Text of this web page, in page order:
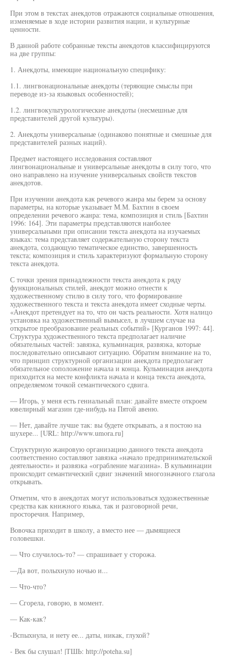
При этом в текстах анекдотов отражаются социальные отношения,
изменяемые в ходе истории развития нации, и культурные
ценности.
В данной работе собранные тексты анекдотов классифицируются
на две группы:
1. Анекдоты, имеющие национальную специфику:
1.1. лингвонациональные анекдоты (теряющие смыслы при
переводе из-за языковых особенностей);
1.2. лингвокультурологические анекдоты (несмешные для
представителей другой культуры).
2. Анекдоты универсальные (одинаково понятные и смешные для
представителей разных наций).
Предмет настоящего исследования составляют
лингвонациональные и универсальные анекдоты в силу того, что
оно направлено на изучение универсальных свойств текстов
анекдотов.
При изучении анекдота как речевого жанра мы берем за основу
параметры, на которые указывает М.М. Бахтин в своем
определении речевого жанра: тема, композиция и стиль [Бахтин
1996: 164]. Эти параметры представляются наиболее
универсальными при описании текста анекдота на изучаемых
языках: тема представляет содержательную сторону текста
анекдота, создающую тематическое единство, завершенность
текста; композиция и стиль характеризуют формальную сторону
текста анекдота.
С точки зрения принадлежности текста анекдота к ряду
функциональных стилей, анекдот можно отнести к
художественному стилю в силу того, что формирование
художественного текста и текста анекдота имеет сходные черты.
«Анекдот претендует на то, что он часть реальности. Хотя налицо
установка на художественный вымысел, в лучшем случае на
открытое преобразование реальных событий» [Курганов 1997: 44].
Структура художественного текста предполагает наличие
обязательных частей: завязка, кульминация, развязка, которые
последовательно описывают ситуацию. Обратим внимание на то,
что принцип структурной организации анекдота предполагает
обязательное соположение начала и конца. Кульминация анекдота
приходится на месте конфликта начала и конца текста анекдота,
определяемом точкой семантического сдвига.
— Игорь, у меня есть гениальный план: давайте вместе откроем
ювелирный магазин где-нибудь на Пятой авеню.
— Нет, давайте лучше так: вы будете открывать, а я постою на
шухере... [URL: http://www.umora.ru]
Структурную жанровую организацию данного текста анекдота
соответственно составляют завязка «начало предпринимательской
деятельности» и развязка «ограбление магазина». В кульминации
происходит семантический сдвиг значений многозначного глагола
открывать.
Отметим, что в анекдотах могут использоваться художественные
средства как книжного языка, так и разговорной речи,
просторечия. Например,
Вовочка приходит в школу, а вместо нее — дымящиеся
головешки.
— Что случилось-то? — спрашивает у сторожа.
—Да вот, полыхнуло ночью и...
— Что-что?
— Сгорела, говорю, в момент.
— Как-как?
-Вспыхнула, и нету ее... даты, никак, глухой?
- Век бы слушал! |ТШЬ: http://poteha.su]